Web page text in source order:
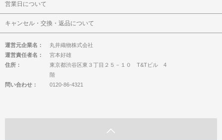
営業日について
キャンセル・交換・返品について
運営元企業名：
丸井織物株式会社
運営責任者名：
宮本好雄
住所：
東京都渋谷区東３丁目２５－１０ T&Tビル 4
階
問い合わせ：
0120-86-4321